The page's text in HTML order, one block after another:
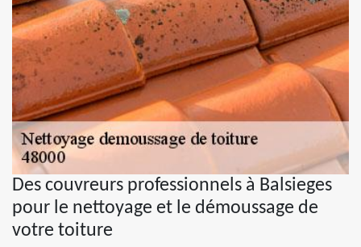
Des couvreurs professionnels à Balsieges
pour le nettoyage et le démoussage de
votre toiture